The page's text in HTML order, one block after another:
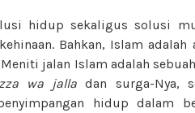
hidup sekaligus solusi
Bahkan, Islam
jalan Islam adalah
wa jalla dan surga-Nya,
hidup dalam